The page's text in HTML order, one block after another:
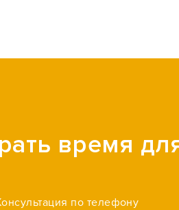
время
по телефону